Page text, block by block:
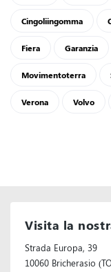
Cingoliingomma
Fiera Garanzia
Movimentoterra
Verona Volvo
Visita la
Strada Europa, 39
10060 Bricherasio